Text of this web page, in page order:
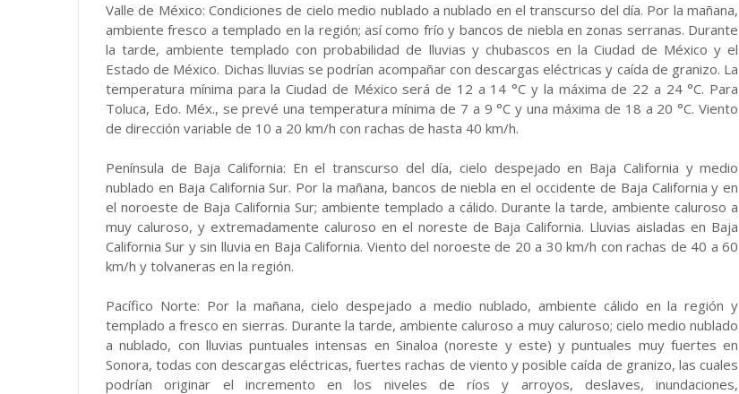
Valle de México: Condiciones de cielo medio nublado a nublado en el transcurso del día. Por la mañana,
ambiente fresco a templado en la región; así como frío y bancos de niebla en zonas serranas. Durante
la tarde, ambiente templado con probabilidad de lluvias y chubascos en la Ciudad de México y el
Estado de México. Dichas lluvias se podrían acompañar con descargas eléctricas y caída de granizo. La
temperatura mínima para la Ciudad de México será de 12 a 14 °C y la máxima de 22 a 24 °C. Para
Toluca, Edo. Méx., se prevé una temperatura mínima de 7 a 9 °C y una máxima de 18 a 20 °C. Viento
de dirección variable de 10 a 20 km/h con rachas de hasta 40 km/h.
Península de Baja California: En el transcurso del día, cielo despejado en Baja California y medio
nublado en Baja California Sur. Por la mañana, bancos de niebla en el occidente de Baja California y en
el noroeste de Baja California Sur; ambiente templado a cálido. Durante la tarde, ambiente caluroso a
muy caluroso, y extremadamente caluroso en el noreste de Baja California. Lluvias aisladas en Baja
California Sur y sin lluvia en Baja California. Viento del noroeste de 20 a 30 km/h con rachas de 40 a 60
km/h y tolvaneras en la región.
Pacífico Norte: Por la mañana, cielo despejado a medio nublado, ambiente cálido en la región y
templado a fresco en sierras. Durante la tarde, ambiente caluroso a muy caluroso; cielo medio nublado
a nublado, con lluvias puntuales intensas en Sinaloa (noreste y este) y puntuales muy fuertes en
Sonora, todas con descargas eléctricas, fuertes rachas de viento y posible caída de granizo, las cuales
podrían originar el incremento en los niveles de ríos y arroyos, deslaves, inundaciones,